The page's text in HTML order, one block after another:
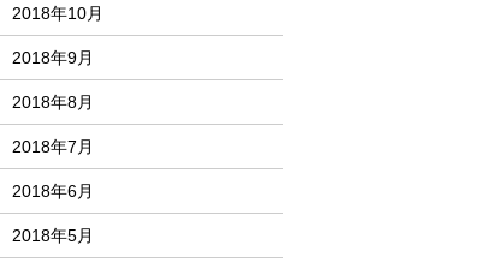
2018年10月
2018年9月
2018年8月
2018年7月
2018年6月
2018年5月